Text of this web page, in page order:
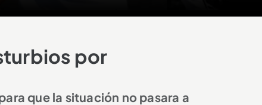
por
que la situación no pasara a